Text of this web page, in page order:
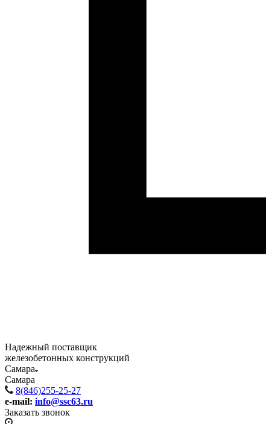
Надежный поставщик
железобетонных конструкций
Самара
Самара
8(846)255-25-27
e-mail: info@ssc63.ru
Заказать звонок